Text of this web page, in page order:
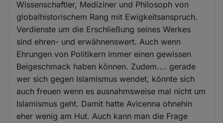
Wissenschaftler, Mediziner und Philosoph von
globalhistorischem Rang mit Ewigkeitsanspruch.
Verdienste um die Erschließung seines Werkes
sind ehren- und erwähnenswert. Auch wenn
Ehrungen von Politikern immer einen gewissen
Beigeschmack haben können. Zudem.... gerade
wer sich gegen Islamismus wendet, könnte sich
auch freuen wenn es ausnahmsweise mal nicht um
Islamismus geht. Damit hatte Avicenna ohnehin
eher wenig am Hut. Auch kann man die Frage